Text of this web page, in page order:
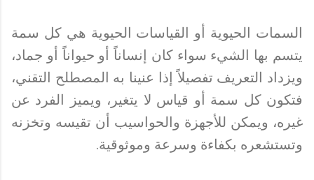
السمات الحيوية أو القياسات الحيوية هي كل سمة
يتسم بها الشيء سواء كان إنساناً أو حيواناً أو جماد،
ويزداد التعريف تفصيلاً إذا عنينا به المصطلح التقني،
فتكون كل سمة أو قياس لا يتغير، ويميز الفرد عن
غيره، ويمكن للأجهزة والحواسيب أن تقيسه وتخزنه
وتستشعره بكفاءة وسرعة وموثوقية.